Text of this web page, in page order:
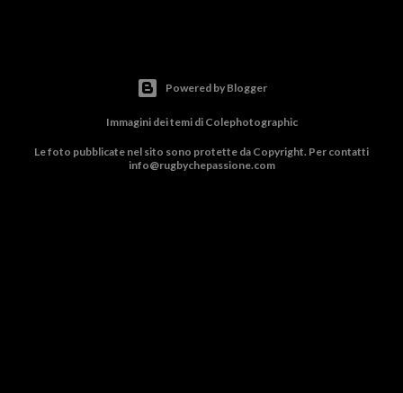
Powered by Blogger
Immagini dei temi di Colephotographic
Le foto pubblicate nel sito sono protette da Copyright. Per contatti
info@rugbychepassione.com